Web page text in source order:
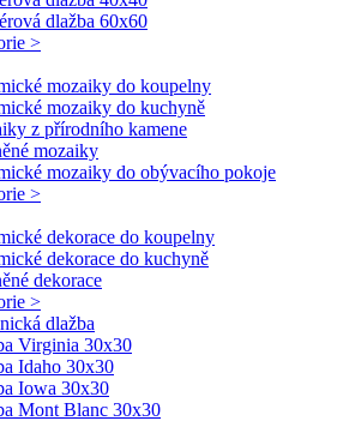
dlažba 60x60
>
mozaiky do koupelny
mozaiky do kuchyně
z přírodního kamene
mozaiky
mozaiky do obývacího pokoje
>
dekorace do koupelny
dekorace do kuchyně
dekorace
>
dlažba
Virginia 30x30
Idaho 30x30
Iowa 30x30
Mont Blanc 30x30